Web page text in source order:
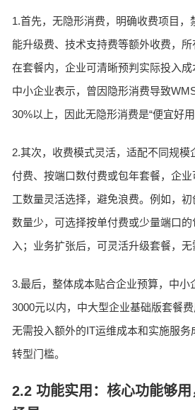
1.首先，无隐形消费，明确收费项目，
能升级费、技术支持费等额外收费，
在套餐内，企业可清晰预判实际投入
中小企业表示，曾因隐形消费导致
30%以上，因此无隐形消费是“便宜好用
2.其次，收费模式灵活，适配不同规模
付费、按端口数付费或包年套餐，企
工数量灵活选择，避免浪费。例如，
数量少，可选择按单付费或少量端口
入；业务扩张后，可灵活升级套餐，无
3.最后，整体成本贴合企业预算，中小
3000元以内，中大型企业基础版套餐费
无需投入额外的IT运维成本和实施服
转型门槛。
2.2 功能实用：核心功能够